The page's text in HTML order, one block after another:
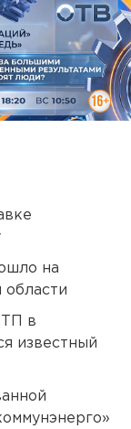
на
области
в
известный